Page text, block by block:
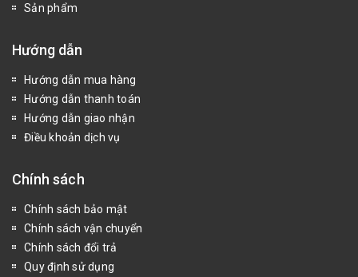
Sản phẩm
Hướng dẫn
Hướng dẫn mua hàng
Hướng dẫn thanh toán
Hướng dẫn giao nhận
Điều khoản dịch vụ
Chính sách
Chính sách bảo mật
Chính sách vận chuyển
Chính sách đổi trả
Quy định sử dụng